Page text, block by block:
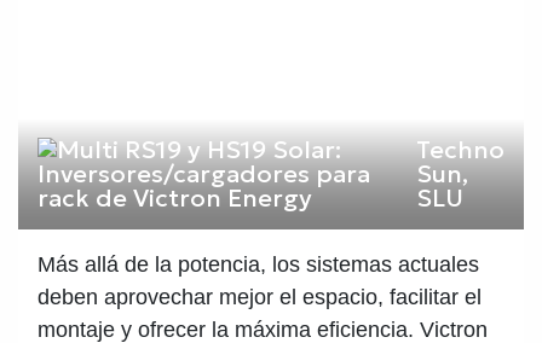
Techno
Sun,
SLU
Más allá de la potencia, los sistemas actuales
deben aprovechar mejor el espacio, facilitar el
montaje y ofrecer la máxima eficiencia. Victron